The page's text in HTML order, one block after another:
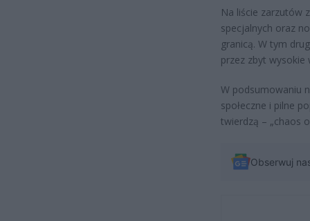
Na liście zarzutów
specjalnych oraz
granicą. W tym
przez zbyt
W podsumowaniu
społeczne i pilne
twierdzą – „chaos
Obserwuj